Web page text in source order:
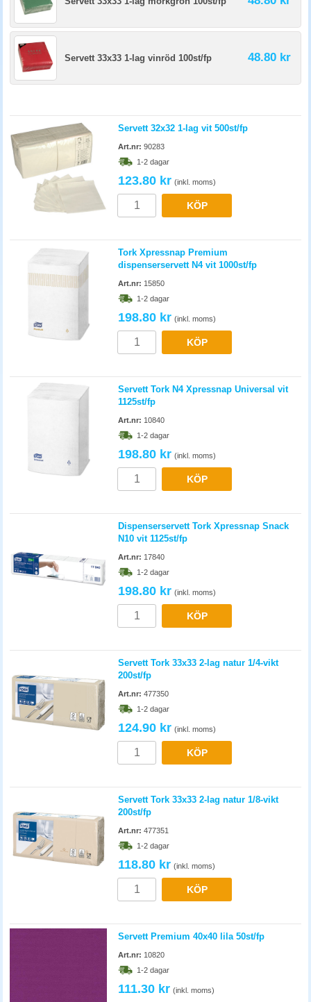
Servett 33x33 1-lag vinröd 100st/fp 48.80 kr
Servett 32x32 1-lag vit 500st/fp
Art.nr: 90283
1-2 dagar
123.80 kr (inkl. moms)
KÖP
Tork Xpressnap Premium
dispenserservett N4 vit 1000st/fp
Art.nr: 15850
1-2 dagar
198.80 kr (inkl. moms)
KÖP
Servett Tork N4 Xpressnap Universal vit
1125st/fp
Art.nr: 10840
1-2 dagar
198.80 kr (inkl. moms)
KÖP
Dispenserservett Tork Xpressnap Snack
N10 vit 1125st/fp
Art.nr: 17840
1-2 dagar
198.80 kr (inkl. moms)
KÖP
Servett Tork 33x33 2-lag natur 1/4-vikt
200st/fp
Art.nr: 477350
1-2 dagar
124.90 kr (inkl. moms)
KÖP
Servett Tork 33x33 2-lag natur 1/8-vikt
200st/fp
Art.nr: 477351
1-2 dagar
118.80 kr (inkl. moms)
KÖP
Servett Premium 40x40 lila 50st/fp
Art.nr: 10820
1-2 dagar
111.30 kr (inkl. moms)